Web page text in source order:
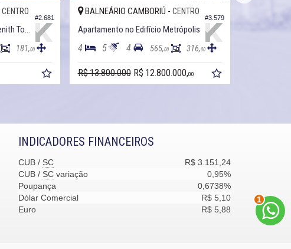
#2.681
CENTRO
Apartamento no Edifício Zenith Tower
181,00
#3.579
BALNEÁRIO CAMBORIÚ - CENTRO
Apartamento no Edifício Metrópolis
4 5 4 565,00 316,00
R$ 13.800.000 R$ 12.800.000,00
INDICADORES FINANCEIROS
CUB / SC
R$ 3.151,24
CUB / SC variação
0,95%
Poupança
0,6738%
Dólar Comercial
R$ 5,10
Euro
R$ 5,88
2